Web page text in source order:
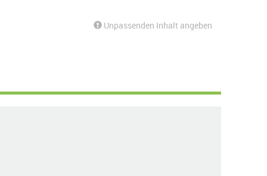
Unpassenden Inhalt angeben